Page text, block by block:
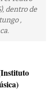
dentro de
,